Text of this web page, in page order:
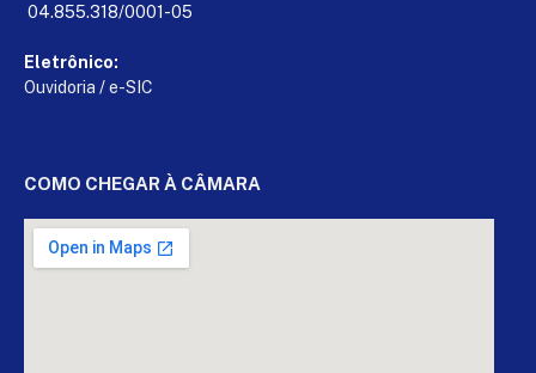
04.855.318/0001-05
Eletrônico:
Ouvidoria /e-SIC
COMO CHEGAR À CÂMARA